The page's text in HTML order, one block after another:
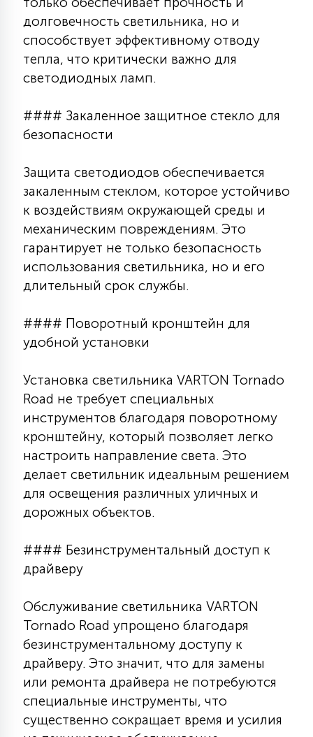
УПРАВЛЕНИЕ СВЕТОМ
КОМПЛЕКТУЮЩИЕ
СТЕКЛЯННЫЕ
ПОДВЕСНЫЕ
НАПОЛЬНЫЕ
НАСТЕННЫЕ
С УПРАВЛЕНИЕМ
АКСЕССУАРЫ
долговечность светильника, но и
способствует эффективному отводу
тепла, что критически важно для
светодиодных ламп.
#### Закаленное защитное стекло для
безопасности
Защита светодиодов обеспечивается
закаленным стеклом, которое устойчиво
к воздействиям окружающей среды и
механическим повреждениям. Это
гарантирует не только безопасность
использования светильника, но и его
длительный срок службы.
#### Поворотный кронштейн для
удобной установки
Установка светильника VARTON Tornado
Road не требует специальных
инструментов благодаря поворотному
кронштейну, который позволяет легко
настроить направление света. Это
делает светильник идеальным решением
для освещения различных уличных и
дорожных объектов.
#### Безинструментальный доступ к
драйверу
Обслуживание светильника VARTON
Tornado Road упрощено благодаря
безинструментальному доступу к
драйверу. Это значит, что для замены
или ремонта драйвера не потребуются
специальные инструменты, что
существенно сокращает время и усилия